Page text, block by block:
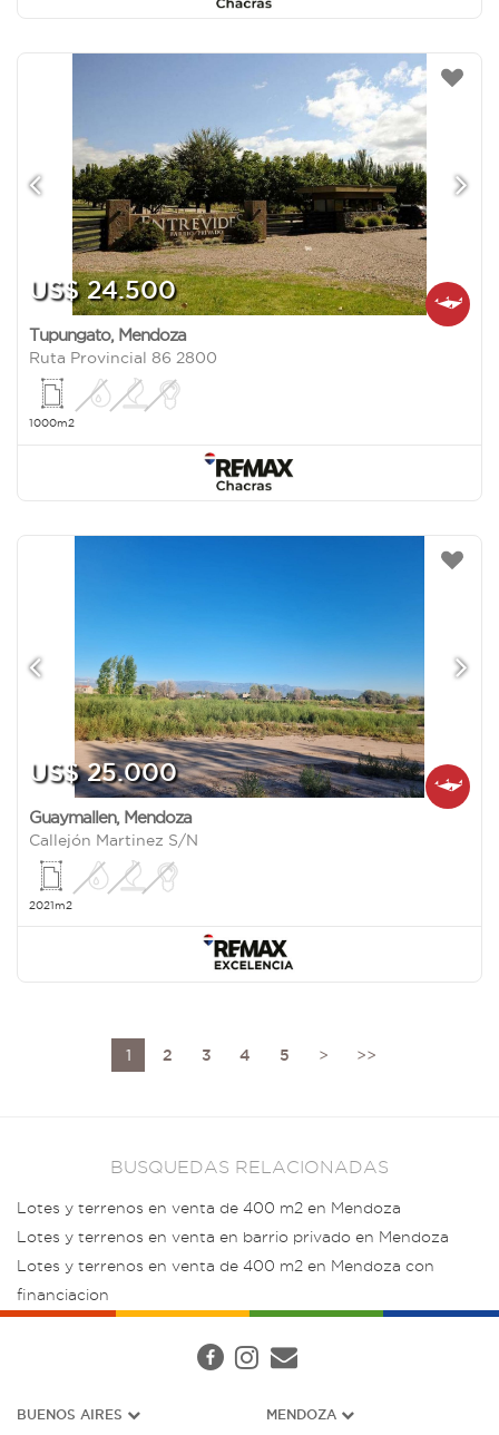
US$ 24.500
Tupungato, Mendoza
Ruta Provincial 86 2800
1000m2
US$ 25.000
Guaymallen, Mendoza
Callejón Martinez S/N
2021m2
1 2 3 4 5 > >>
BUSQUEDAS RELACIONADAS
Lotes y terrenos en venta de 400 m2 en Mendoza
Lotes y terrenos en venta en barrio privado en Mendoza
Lotes y terrenos en venta de 400 m2 en Mendoza con
financiacion
BUENOS AIRES MENDOZA